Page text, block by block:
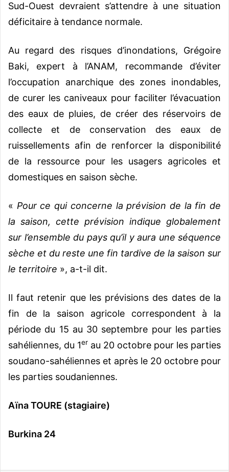
Sud-Ouest devraient s’attendre à une situation
déficitaire à tendance normale.
Au regard des risques d’inondations, Grégoire
Baki, expert à l’ANAM, recommande d’éviter
l’occupation anarchique des zones inondables,
de curer les caniveaux pour faciliter l’évacuation
des eaux de pluies, de créer des réservoirs de
collecte et de conservation des eaux de
ruissellements afin de renforcer la disponibilité
de la ressource pour les usagers agricoles et
domestiques en saison sèche.
« Pour ce qui concerne la prévision de la fin de
la saison, cette prévision indique globalement
sur l’ensemble du pays qu’il y aura une séquence
sèche et du reste une fin tardive de la saison sur
le territoire », a-t-il dit.
Il faut retenir que les prévisions des dates de la
fin de la saison agricole correspondent à la
période du 15 au 30 septembre pour les parties
sahéliennes, du 1er au 20 octobre pour les parties
soudano-sahéliennes et après le 20 octobre pour
les parties soudaniennes.
Aïna TOURE (stagiaire)
Burkina 24